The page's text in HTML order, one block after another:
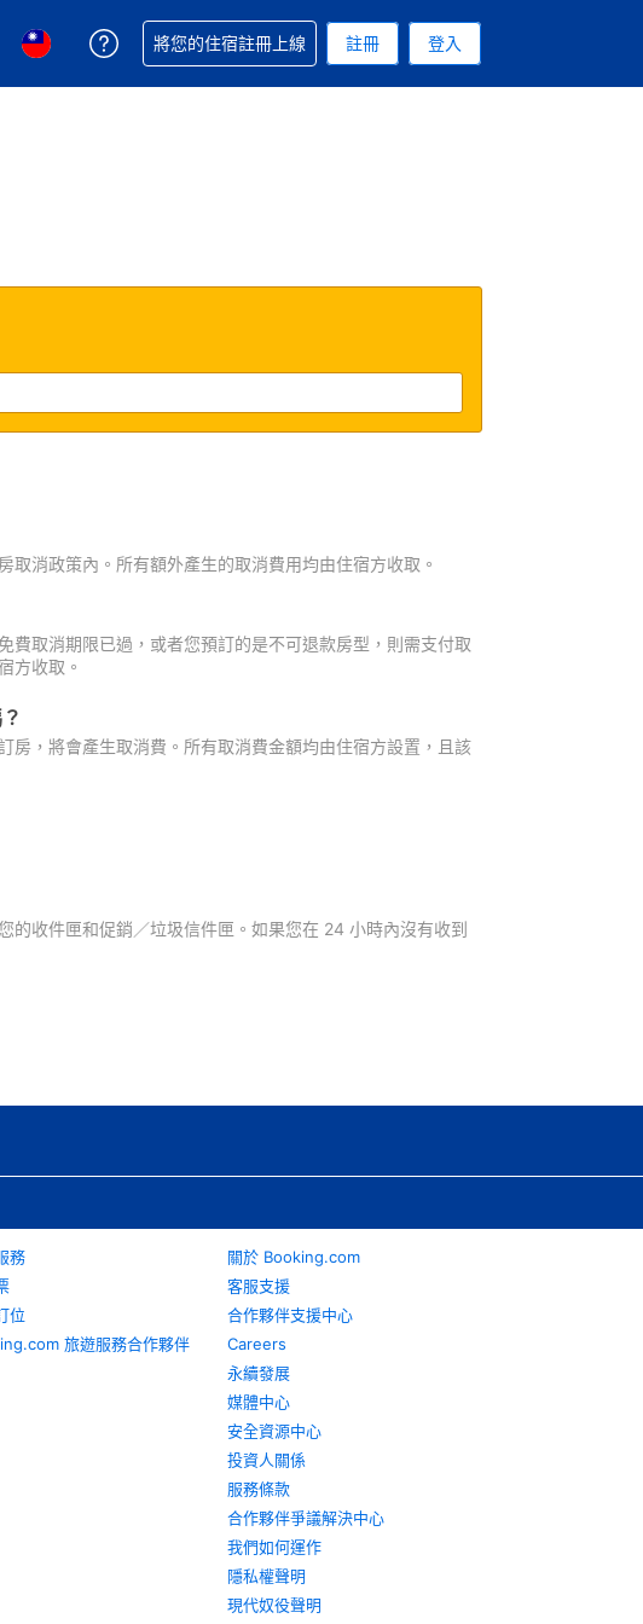
使用的幣別. 您現在所使用的幣別為新台幣
選擇您使用的語言. 您目前所選的語言是繁體中文
取得訂單相關協助
將您的住宿註冊上線 註冊 登入
消政策內。所有額外產生的取消費用均由住宿方收取。
取消期限已過，或者您預訂的是不可退款房型，則需支付取
方收取。
，將會產生取消費。所有取消費金額均由住宿方設置，且該
的收件匣和促銷／垃圾信件匣。如果您在 24 小時內沒有收到
務
位
旅遊服務合作夥伴
關於 Booking.com
客服支援
合作夥伴支援中心
Careers
永續發展
媒體中心
安全資源中心
投資人關係
服務條款
合作夥伴爭議解決中心
我們如何運作
隱私權聲明
現代奴役聲明